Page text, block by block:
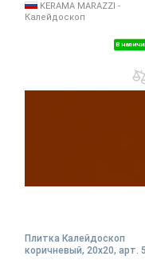
В
KERAMA MARAZZI -
Калейдоскоп
Плитка Калейдоскоп
коричневый, 20x20, арт.